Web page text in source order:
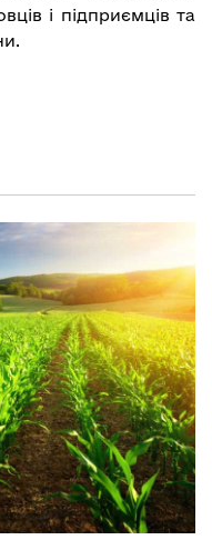
і підприємців та